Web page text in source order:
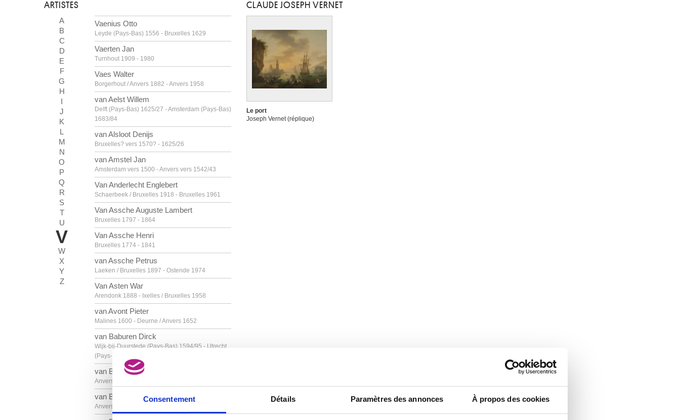
Consentement Détails Paramètres des annonces À propos des cookies
ARTISTES
A
B
C
D
E
F
G
H
I
J
K
L
M
N
O
P
Q
R
S
T
U
V
W
X
Y
Z
Vaenius Otto
Leyde (Pays-Bas) 1556 - Bruxelles 1629
Vaerten Jan
Turnhout 1909 - 1980
Vaes Walter
Borgerhout / Anvers 1882 - Anvers 1958
van Aelst Willem
Delft (Pays-Bas) 1625/27 - Amsterdam (Pays-Bas)
1683/84
van Alsloot Denijs
Bruxelles? vers 1570? - 1625/26
van Amstel Jan
Amsterdam vers 1500 - Anvers vers 1542/43
Van Anderlecht Englebert
Schaerbeek / Bruxelles 1918 - Bruxelles 1961
Van Assche Auguste Lambert
Bruxelles 1797 - 1864
Van Assche Henri
Bruxelles 1774 - 1841
van Assche Petrus
Laeken / Bruxelles 1897 - Ostende 1974
Van Asten War
Arendonk 1888 - Ixelles / Bruxelles 1958
van Avont Pieter
Malines 1600 - Deurne / Anvers 1652
van Baburen Dirck
Wijk-bij-Duurstede (Pays-Bas) 1594/95 - Utrecht
(Pays-Bas) 1624
van Balen Hendrick
Anvers 1575 - 1632
van Balen Jan I
Anvers 1611 - 1654
CLAUDE JOSEPH VERNET
Le port
Joseph Vernet (réplique)